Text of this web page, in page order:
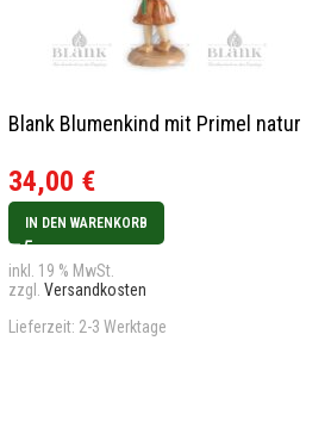
Blank Blumenkind mit Primel natur
34,00 €
IN DEN WARENKORB
inkl. 19 % MwSt.
zzgl. Versandkosten
Lieferzeit: 2-3 Werktage